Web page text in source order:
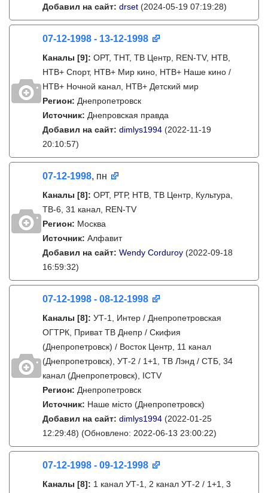
Добавил на сайт: drset (2024-05-19 07:19:28)
07-12-1998 - 13-12-1998
Каналы [9]: ОРТ, ТНТ, ТВ Центр, REN-TV, НТВ,
НТВ+ Спорт, НТВ+ Мир кино, НТВ+ Наше кино /
НТВ+ Ночной канал, НТВ+ Детский мир
Регион: Днепропетровск
Источник: Днепровская правда
Добавил на сайт: dimlys1994 (2022-11-19
20:10:57)
07-12-1998, пн
Каналы [8]: ОРТ, РТР, НТВ, ТВ Центр, Культура,
ТВ-6, 31 канал, REN-TV
Регион: Москва
Источник: Алфавит
Добавил на сайт: Wendy Corduroy (2022-09-18
16:59:32)
07-12-1998 - 08-12-1998
Каналы [8]: УТ-1, Интер / Днепропетровская
ОГТРК, Приват ТВ Днепр / Скифия
(Днепропетровск) / Восток Центр, 11 канал
(Днепропетровск), УТ-2 / 1+1, ТВ Лэнд / СТБ, 34
канал (Днепропетровск), ICTV
Регион: Днепропетровск
Источник: Наше місто (Днепропетровск)
Добавил на сайт: dimlys1994 (2022-01-25
12:29:48) (Обновлено: 2022-06-13 23:00:22)
07-12-1998 - 09-12-1998
Каналы [8]: 1 канал УТ-1, 2 канал УТ-2 / 1+1, 3